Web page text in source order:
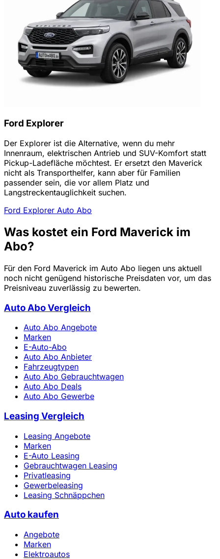
Ford Explorer
Der Explorer ist die Alternative, wenn du mehr
Innenraum, elektrischen Antrieb und SUV-Komfort statt
Pickup-Ladefläche möchtest. Er ersetzt den Maverick
nicht als Transporthelfer, kann aber für Familien
passender sein, die vor allem Platz und
Langstreckentauglichkeit suchen.
Ford Explorer Auto Abo
Was kostet ein Ford Maverick im
Abo?
Für den Ford Maverick im Auto Abo liegen uns aktuell
noch nicht genügend historische Preisdaten vor, um das
Preisniveau zuverlässig zu bewerten.
Auto Abo Vergleich
Auto Abo Angebote
Marken
E-Auto-Abo
Auto Abo Anbieter
Fahrzeugtypen
Auto Abo Gebrauchtwagen
Auto Abo Deals
Auto Abo Gewerbe
Leasing Vergleich
Leasing Angebote
Marken
E-Auto Leasing
Gebrauchtwagen Leasing
Privatleasing
Gewerbeleasing
Leasing Schnäppchen
Auto kaufen
Angebote
Marken
Elektroautos